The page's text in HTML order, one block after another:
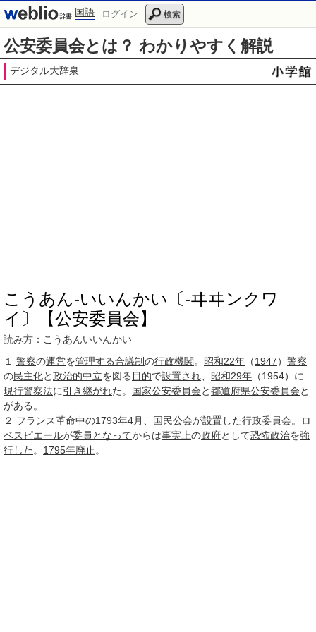
国語 ログイン 検索
公安委員会とは？ わかりやすく解説
デジタル大辞泉
こうあん‐いいんかい〔‐ヰヰンクワ
イ〕【公安委員会】
読み方：こうあんいいんかい
１
警察の運営を管理する合議制の行政機関。 昭和22年 （1947） 警察
の民主化と政治的中立を図る 目的で設置され 昭和29年 （1954）に
現行警察法に引き継がれた。 国家公安委員会と都道府県公安委員会と
がある。
２ フランス革命中の1793年4月 国民公会が設置した行政委員会。
ロ
ベスピエールが委員 となってからは事実上の政府として恐怖政治を強
行した 。 1795年廃止 。